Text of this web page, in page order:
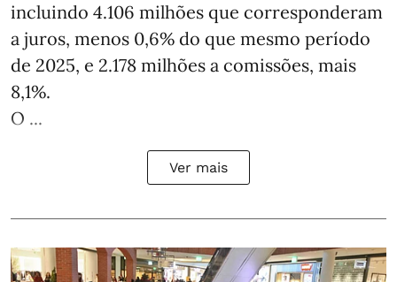
incluindo 4.106 milhões que corresponderam
a juros, menos 0,6% do que mesmo período
de 2025, e 2.178 milhões a comissões, mais
8,1%.
O ...
Ver mais